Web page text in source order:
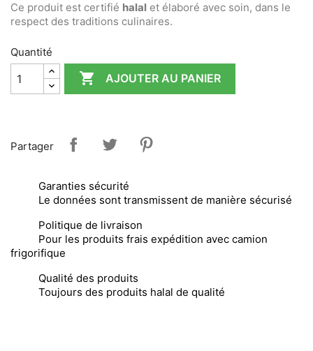
Ce produit est certifié halal et élaboré avec soin, dans le
respect des traditions culinaires.
Quantité
 AJOUTER AU PANIER
Partager
Garanties sécurité
Le données sont transmissent de manière sécurisé
Politique de livraison
Pour les produits frais expédition avec camion
frigorifique
Qualité des produits
Toujours des produits halal de qualité